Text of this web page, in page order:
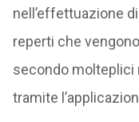
nell’effettuazione
reperti che
secondo molteplici
tramite